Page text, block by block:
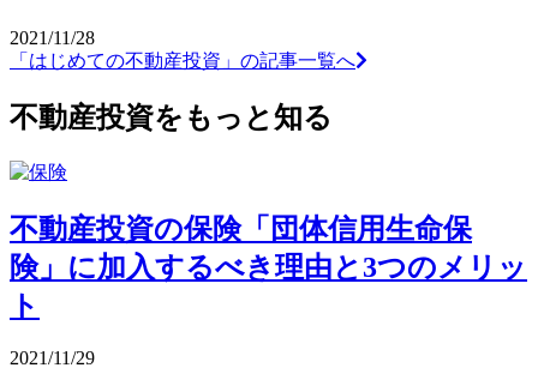
2021/11/28
「はじめての不動産投資」の記事一覧へ
不動産投資をもっと知る
不動産投資の保険「団体信用生命保
険」に加入するべき理由と3つのメリッ
ト
2021/11/29